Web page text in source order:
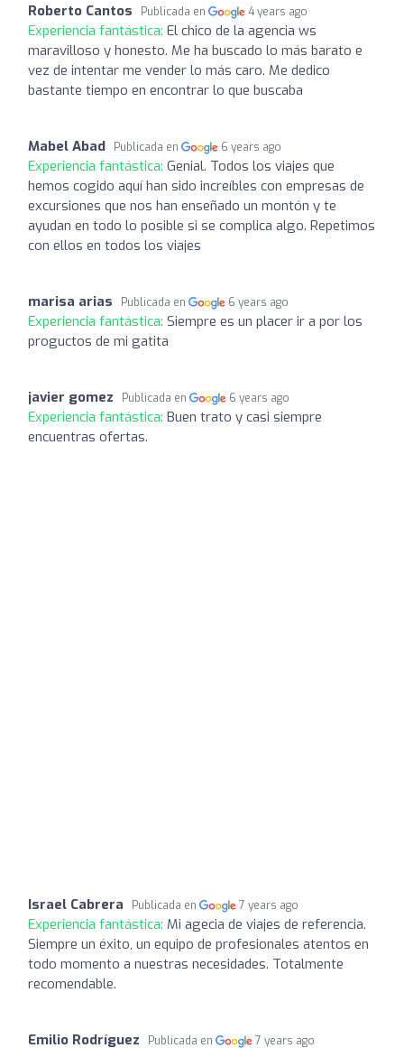
Roberto Cantos Publicada en 4 years ago
Experiencia fantástica: El chico de la agencia ws
maravilloso y honesto. Me ha buscado lo más barato e
vez de intentar me vender lo más caro. Me dedico
bastante tiempo en encontrar lo que buscaba
Mabel Abad Publicada en 6 years ago
Experiencia fantástica: Genial. Todos los viajes que
hemos cogido aquí han sido increíbles con empresas de
excursiones que nos han enseñado un montón y te
ayudan en todo lo posible si se complica algo. Repetimos
con ellos en todos los viajes
marisa arias Publicada en 6 years ago
Experiencia fantástica: Siempre es un placer ir a por los
proguctos de mi gatita
javier gomez Publicada en 6 years ago
Experiencia fantástica: Buen trato y casi siempre
encuentras ofertas.
Israel Cabrera Publicada en 7 years ago
Experiencia fantástica: Mi agecia de viajes de referencia.
Siempre un éxito, un equipo de profesionales atentos en
todo momento a nuestras necesidades. Totalmente
recomendable.
Emilio Rodríguez Publicada en 7 years ago